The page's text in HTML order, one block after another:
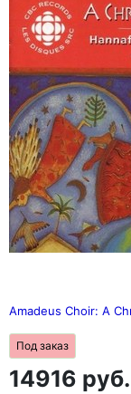
Amadeus Choir: A
Под заказ
14916 руб.